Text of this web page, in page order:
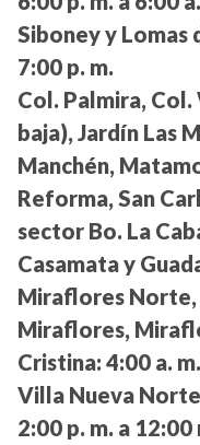
Siboney y Lomas
7:00 p. m.
Col. Palmira,
baja), Jardín Las
Manchén,
Reforma, San
sector Bo. La
Casamata y
Miraflores Norte,
Miraflores,
Cristina: 4:00 a.
Villa Nueva Norte
2:00 p. m. a 12:00